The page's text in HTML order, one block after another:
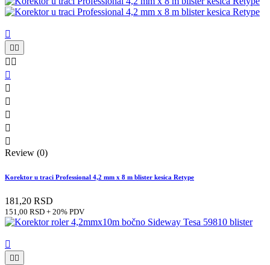

 
 






Review (0)
Korektor u traci Professional 4,2 mm x 8 m blister kesica Retype
181,20 RSD
151,00 RSD + 20% PDV

 